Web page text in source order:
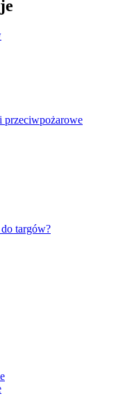
przeciwpożarowe
targów?